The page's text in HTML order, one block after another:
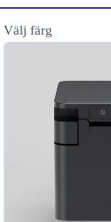
Välj färg